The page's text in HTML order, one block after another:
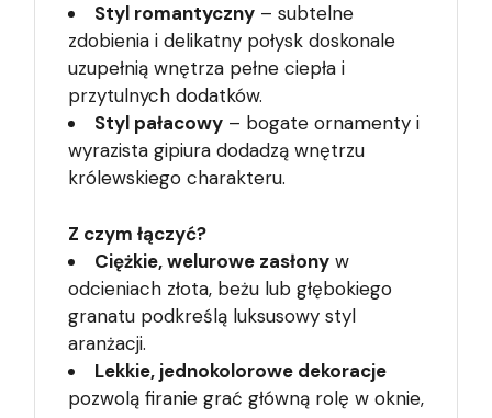
Styl romantyczny – subtelne
zdobienia i delikatny połysk doskonale
uzupełnią wnętrza pełne ciepła i
przytulnych dodatków.
Styl pałacowy – bogate ornamenty i
wyrazista gipiura dodadzą wnętrzu
królewskiego charakteru.
Z czym łączyć?
Ciężkie, welurowe zasłony w
odcieniach złota, beżu lub głębokiego
granatu podkreślą luksusowy styl
aranżacji.
Lekkie, jednokolorowe dekoracje
pozwolą firanie grać główną rolę w oknie,